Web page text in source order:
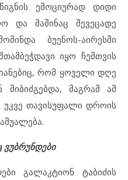
ემოციურად დიდი
და მაშინაც შევეცადე
ბუენოს-აირესში
იყო ჩემთვის
რომ ყოველი დღე
მიბიძგებდა, მაგრამ ამ
უკვე თავისუფალი დროის
გალაკტიონ ტაბიძის